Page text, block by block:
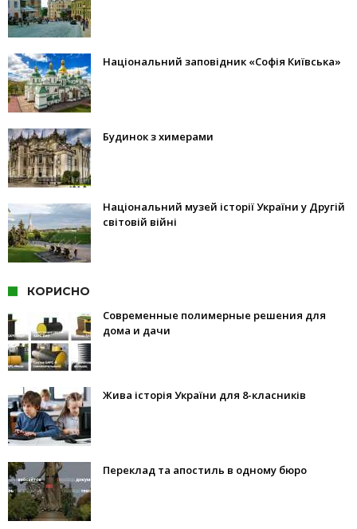
Національний заповідник «Софія Київська»
Будинок з химерами
Національний музей історії України у Другій
світовій війні
КОРИСНО
Современные полимерные решения для
дома и дачи
Жива історія України для 8-класників
Переклад та апостиль в одному бюро